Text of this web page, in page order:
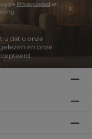
Privacybeleid en